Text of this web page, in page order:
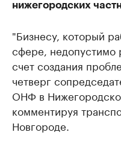
нижегородских
"Бизнесу, который
сфере, недопустимо
счет создания
четверг
ОНФ в
комментируя
Новгороде.